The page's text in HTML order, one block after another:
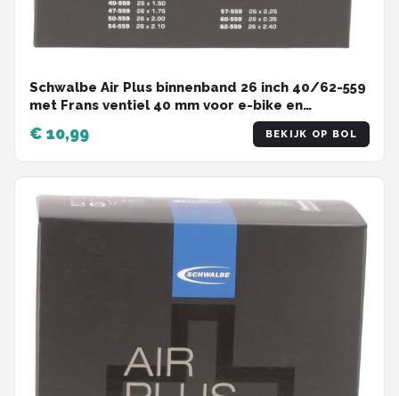
Schwalbe Air Plus binnenband 26 inch 40/62-559
met Frans ventiel 40 mm voor e-bike en
€ 10,99 BEKIJK OP BOL